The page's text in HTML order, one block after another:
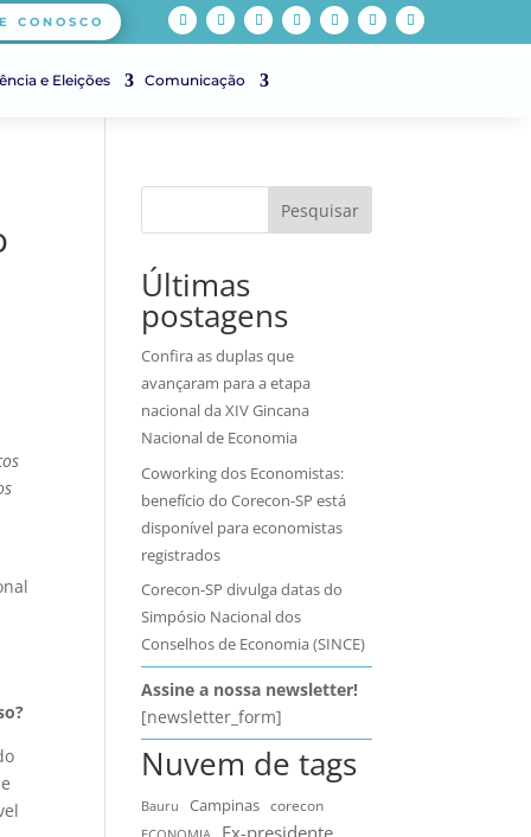
CONOSCO
e Eleições Comunicação
Pesquisar
Últimas
postagens
Confira as duplas que
avançaram para a etapa
nacional da XIV Gincana
Nacional de Economia
Coworking dos Economistas:
benefício do Corecon-SP está
disponível para economistas
registrados
Corecon-SP divulga datas do
Simpósio Nacional dos
Conselhos de Economia (SINCE)
Assine a nossa newsletter!
[newsletter_form]
Nuvem de tags
Bauru Campinas
corecon
Ex-presidente